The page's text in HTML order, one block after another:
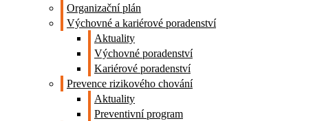
Organizační plán
Výchovné a kariérové poradenství
Aktuality
Výchovné poradenství
Kariérové poradenství
Prevence rizikového chování
Aktuality
Preventivní program